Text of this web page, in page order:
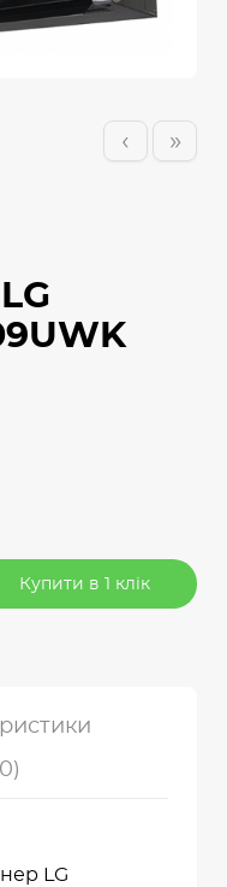
‹ »
Купити в 1 клік
LG